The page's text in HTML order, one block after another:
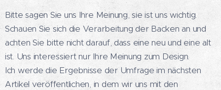
Bitte sagen Sie uns Ihre Meinung, sie ist uns wichtig.
Schauen Sie sich die Verarbeitung der Backen an und
achten Sie bitte nicht darauf, dass eine neu und eine alt
ist. Uns interessiert nur Ihre Meinung zum Design.
Ich werde die Ergebnisse der Umfrage im nächsten
Artikel veröffentlichen, in dem wir uns mit den